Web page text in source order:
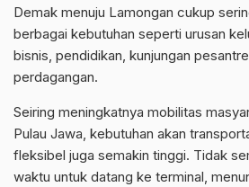
Demak menuju Lamongan cukup
berbagai kebutuhan seperti urusan
bisnis, pendidikan, kunjungan
perdagangan.
Seiring meningkatnya mobilitas
Pulau Jawa, kebutuhan akan
fleksibel juga semakin tinggi. Tidak
waktu untuk datang ke terminal,